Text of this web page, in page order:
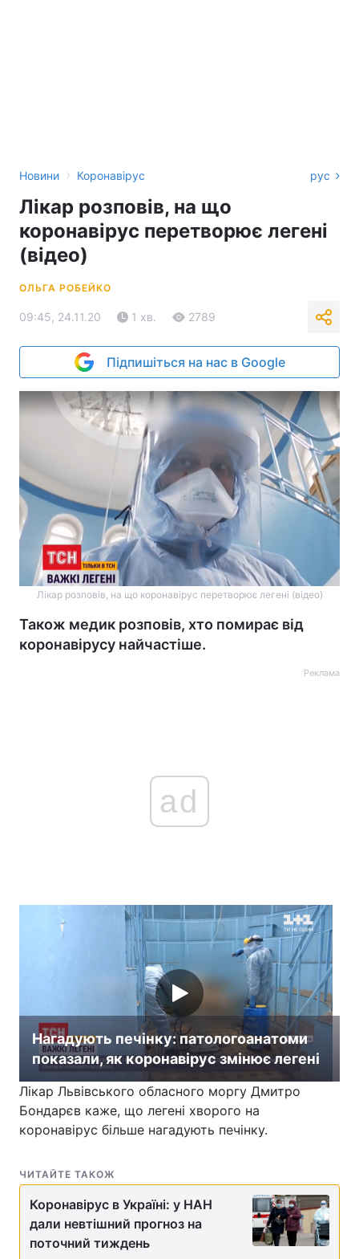
Новини › Коронавірус рус
Лікар розповів, на що
коронавірус перетворює легені
(відео)
ОЛЬГА РОБЕЙКО
09:45, 24.11.20 1 хв. 2789
Підпишіться на нас в Google
Лікар розповів, на що коронавірус перетворює легені (відео)
Також медик розповів, хто помирає від
коронавірусу найчастіше.
Реклама
ad
Нагадують печінку: патологоанатоми
показали, як коронавірус змінює легені
Лікар Львівського обласного моргу Дмитро
Бондарєв каже, що легені хворого на
коронавірус більше нагадують печінку.
ЧИТАЙТЕ ТАКОЖ
Коронавірус в Україні: у НАН
дали невтішний прогноз на
поточний тиждень